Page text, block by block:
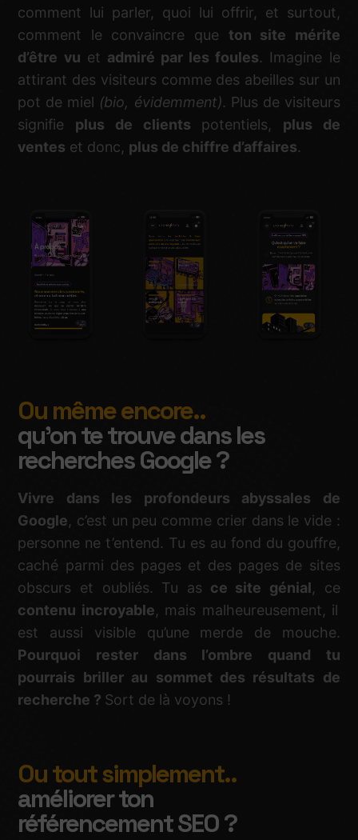
comment lui parler, quoi lui offrir, et surtout,
comment le convaincre que ton site mérite
d’être vu et admiré par les foules. Imagine le
attirant des visiteurs comme des abeilles sur un
pot de miel (bio, évidemment). Plus de visiteurs
signifie plus de clients potentiels, plus de
ventes et donc, plus de chiffre d’affaires.
Ou même encore..
qu'on te trouve dans les
recherches Google ?
Vivre dans les profondeurs abyssales de
Google, c’est un peu comme crier dans le vide :
personne ne t’entend. Tu es au fond du gouffre,
caché parmi des pages et des pages de sites
obscurs et oubliés. Tu as ce site génial, ce
contenu incroyable, mais malheureusement, il
est aussi visible qu’une merde de mouche.
Pourquoi rester dans l’ombre quand tu
pourrais briller au sommet des résultats de
recherche ? Sort de là voyons !
Ou tout simplement..
améliorer ton
référencement SEO ?